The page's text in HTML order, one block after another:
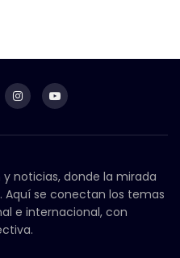
y noticias, donde la mirada
se conectan los temas
e internacional, con